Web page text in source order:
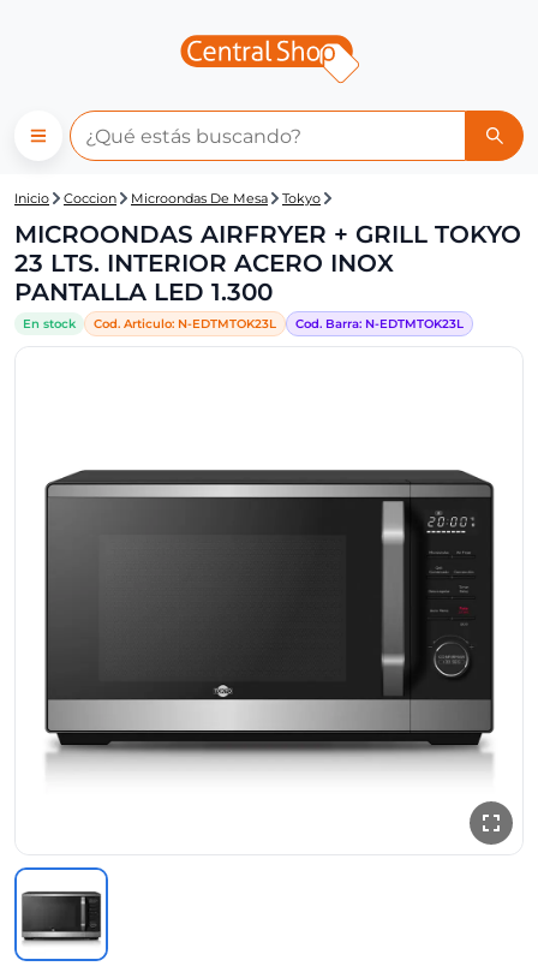
Central Shop: MICROONDAS
Inicio Coccion Microondas De Mesa Tokyo
MICROONDAS AIRFRYER + GRILL TOKYO
23 LTS. INTERIOR ACERO INOX
PANTALLA LED 1.300
En stock Cod. Articulo: N-EDTMTOK23L Cod. Barra: N-EDTMTOK23L